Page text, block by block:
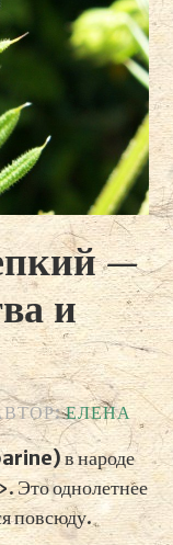
—
и
ЕЛЕНА
в народе
Это однолетнее
повсюду.